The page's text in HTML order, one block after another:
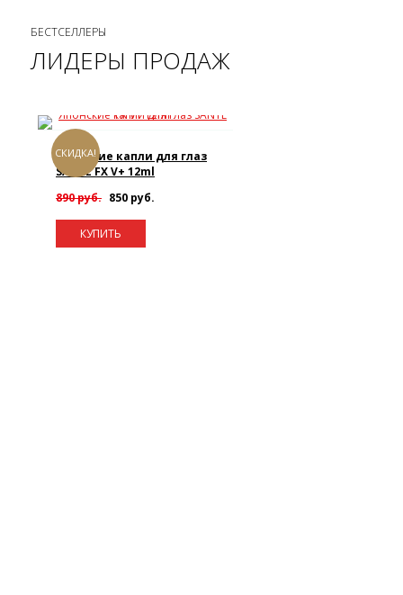
БЕСТСЕЛЛЕРЫ
ЛИДЕРЫ ПРОДАЖ
СКИДКА!
Японские капли для глаз
SANTE FX V+ 12ml
890 руб. 850 руб.
КУПИТЬ